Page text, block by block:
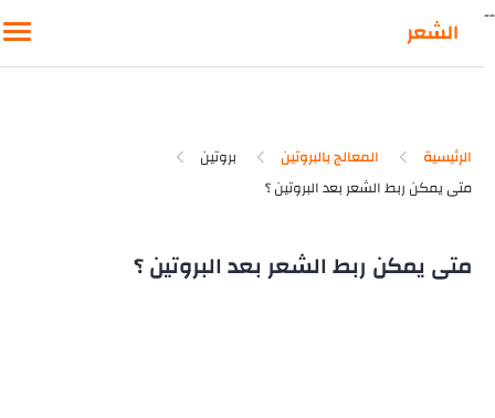
الشعر
الرئيسية المعالج بالبروتين بروتين
متى يمكن ربط الشعر بعد البروتين ؟